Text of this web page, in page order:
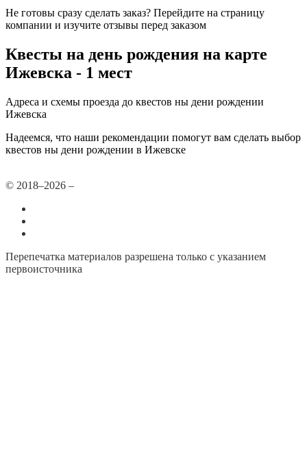
Не готовы сразу сделать заказ? Перейдите на страницу
компании и изучите отзывы перед заказом
Квесты на день рождения на карте
Ижевска - 1 мест
Адреса и схемы проезда до квестов ны дени рождении
Ижевска
Надеемся, что наши рекомендации помогут вам сделать выбор
квестов ны дени рождении в Ижевске
© 2018–2026 –
Перепечатка материалов разрешена только с указанием
первоисточника